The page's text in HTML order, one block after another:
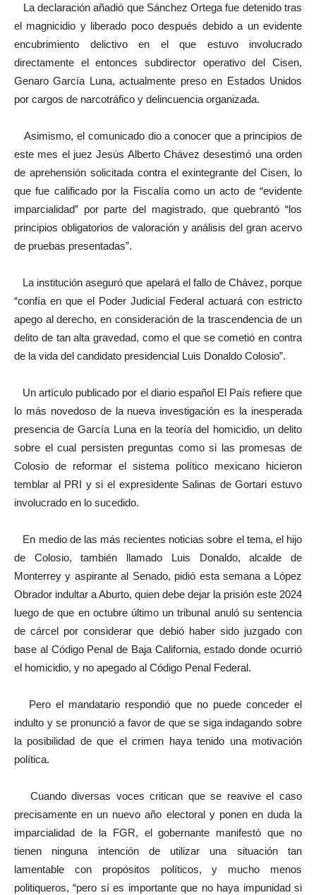
La declaración añadió que Sánchez Ortega fue detenido tras
el magnicidio y liberado poco después debido a un evidente
encubrimiento delictivo en el que estuvo involucrado
directamente el entonces subdirector operativo del Cisen,
Genaro García Luna, actualmente preso en Estados Unidos
por cargos de narcotráfico y delincuencia organizada.
Asimismo, el comunicado dio a conocer que a principios de
este mes el juez Jesús Alberto Chávez desestimó una orden
de aprehensión solicitada contra el exintegrante del Cisen, lo
que fue calificado por la Fiscalía como un acto de “evidente
imparcialidad” por parte del magistrado, que quebrantó “los
principios obligatorios de valoración y análisis del gran acervo
de pruebas presentadas”.
La institución aseguró que apelará el fallo de Chávez, porque
“confía en que el Poder Judicial Federal actuará con estricto
apego al derecho, en consideración de la trascendencia de un
delito de tan alta gravedad, como el que se cometió en contra
de la vida del candidato presidencial Luis Donaldo Colosio”.
Un artículo publicado por el diario español El País refiere que
lo más novedoso de la nueva investigación es la inesperada
presencia de García Luna en la teoría del homicidio, un delito
sobre el cual persisten preguntas como si las promesas de
Colosio de reformar el sistema político mexicano hicieron
temblar al PRI y si el expresidente Salinas de Gortari estuvo
involucrado en lo sucedido.
En medio de las más recientes noticias sobre el tema, el hijo
de Colosio, también llamado Luis Donaldo, alcalde de
Monterrey y aspirante al Senado, pidió esta semana a López
Obrador indultar a Aburto, quien debe dejar la prisión este 2024
luego de que en octubre último un tribunal anuló su sentencia
de cárcel por considerar que debió haber sido juzgado con
base al Código Penal de Baja California, estado donde ocurrió
el homicidio, y no apegado al Código Penal Federal.
Pero el mandatario respondió que no puede conceder el
indulto y se pronunció a favor de que se siga indagando sobre
la posibilidad de que el crimen haya tenido una motivación
política.
Cuando diversas voces critican que se reavive el caso
precisamente en un nuevo año electoral y ponen en duda la
imparcialidad de la FGR, el gobernante manifestó que no
tienen ninguna intención de utilizar una situación tan
lamentable con propósitos políticos, y mucho menos
politiqueros, “pero sí es importante que no haya impunidad si